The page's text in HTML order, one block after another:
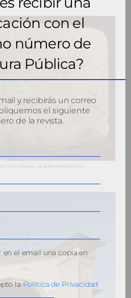
C (foto Museo de la Romanización).
con el
número de
Pública?
y recibirás un correo
el siguiente
de la revista.
el email una copia en
la Política de Privacidad